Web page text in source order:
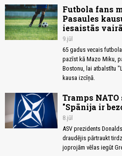
Futbola fans
Pasaules
iesaistās
9.jūl
65 gadus vecais
pazīst kā Mazo Miku,
Bostonu, lai atbalstītu
kausa izcīņā.
Tramps
"Spānija ir
8.jūl
ASV prezidents
draudējis pārtraukt
joprojām vēlas iegūt